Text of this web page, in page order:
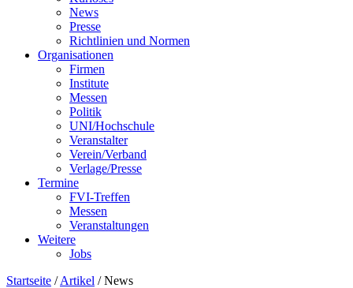
News
Presse
Richtlinien und Normen
Organisationen
Firmen
Institute
Messen
Politik
UNI/Hochschule
Veranstalter
Verein/Verband
Verlage/Presse
Termine
FVI-Treffen
Messen
Veranstaltungen
Weitere
Jobs
Startseite /Artikel /News